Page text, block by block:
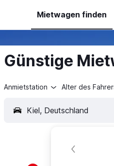
Mietwagen finden
Günstige
Anmietstation Alter des